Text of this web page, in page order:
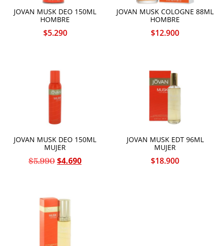
JOVAN MUSK DEO 150ML
HOMBRE
$5.290
JOVAN MUSK COLOGNE 88ML
HOMBRE
$12.900
JOVAN MUSK DEO 150ML
MUJER
$5.990 $4.690
JOVAN MUSK EDT 96ML
MUJER
$18.900